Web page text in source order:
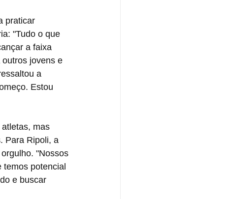
praticar
"Tudo o que
a faixa
jovens e
a
Estou
mas
Para Ripoli, a
"Nossos
potencial
e buscar